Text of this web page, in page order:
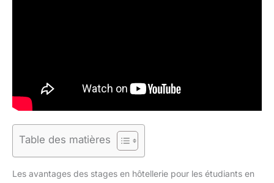
Table des matières
Les avantages des stages en hôtellerie pour les étudiants en